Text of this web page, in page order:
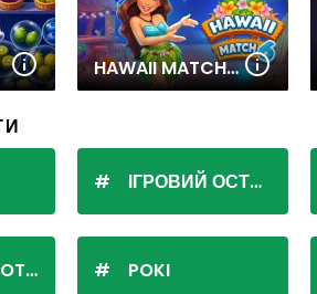
HAWAII MATCH 6
ІГРОВИЙ ОСТРІВ
POKI